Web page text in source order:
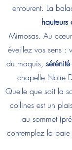
entourent. La
hauteurs
Mimosas. Au
éveillez vos sens :
du maquis, sérénité
chapelle Notre
Quelle que soit la
collines est un
au sommet
contemplez la